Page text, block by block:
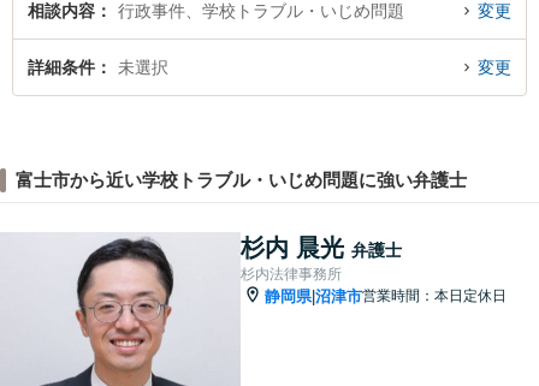
相談内容 行政事件、学校トラブル・いじめ問題 変更
詳細条件 未選択 変更
富士市から近い学校トラブル・いじめ問題に強い弁護士
杉内 晨光 弁護士
杉内法律事務所
静岡県|沼津市営業時間：本日定休日